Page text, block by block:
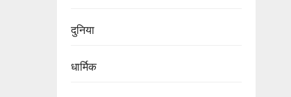
दुनिया
धार्मिक